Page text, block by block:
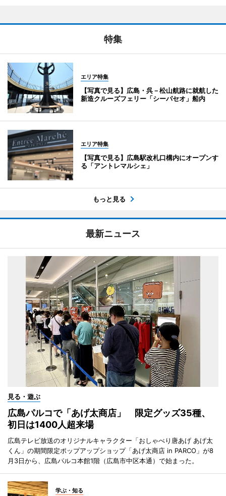
特集
エリア特集
【写真で見る】広島・呉－松山航路に就航した
新造クルーズフェリー「シーパセオ」船内
エリア特集
【写真で見る】広島駅改札口構内にオープンす
る「アントレマルシェ」
もっと見る
最新ニュース
見る・遊ぶ
広島パルコで「あげ太商店」 限定グッズ35種、
初日は1400人超来場
広島テレビ放送のオリジナルキャラクター「おしゃべり唐あげ あげ太
くん」の期間限定ポップアップショップ「あげ太商店 in PARCO」が8
月3日から、広島パルコ本館1階（広島市中区本通）で始まった。
学ぶ・知る